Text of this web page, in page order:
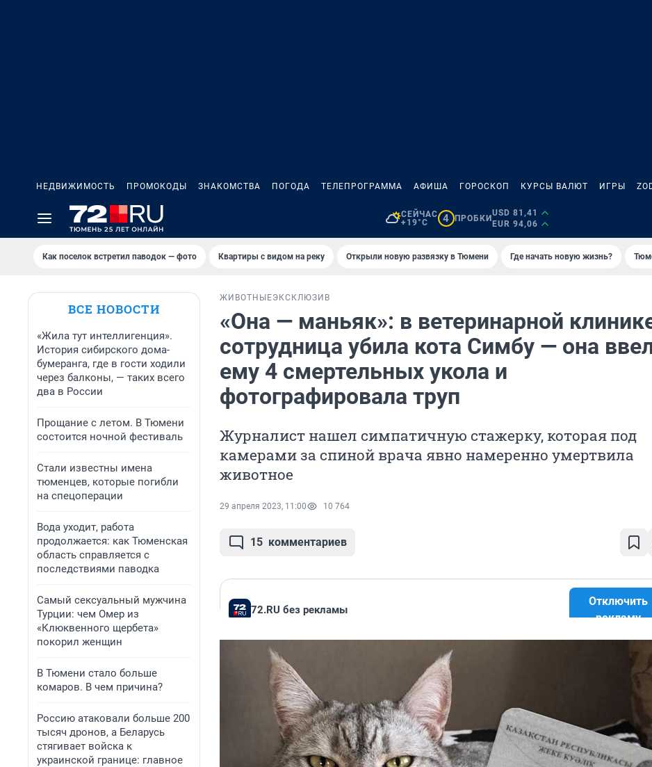
НЕДВИЖИМОСТЬ ПРОМОКОДЫ ЗНАКОМСТВА ПОГОДА ТЕЛЕПРОГРАММА АФИША ГОРОСКОП КУРСЫ ВАЛЮТ ИГРЫ
СЕЙЧАС
+19°C
4 ПРОБКИ
USD 81,41
EUR 94,06
Как поселок встретил паводок — фото Квартиры с видом на реку Открыли новую развязку в Тюмени Где начать новую жизнь?
ВСЕ НОВОСТИ
«Жила тут интеллигенция».
История сибирского дома-
бумеранга, где в гости ходили
через балконы, — таких всего
два в России
Прощание с летом. В Тюмени
состоится ночной фестиваль
Стали известны имена
тюменцев, которые погибли
на спецоперации
Вода уходит, работа
продолжается: как Тюменская
область справляется с
последствиями паводка
Самый сексуальный мужчина
Турции: чем Омер из
«Клюквенного щербета»
покорил женщин
В Тюмени стало больше
комаров. В чем причина?
Россию атаковали больше 200
тысяч дронов, а Беларусь
стягивает войска к
украинской границе: главное
ЖИВОТНЫЕЭКСКЛЮЗИВ
«Она — маньяк»: в ветеринарной
сотрудница убила кота Симбу — она
ему 4 смертельных укола и
фотографировала труп
Журналист нашел симпатичную стажерку, которая под
камерами за спиной врача явно намеренно умертвила
животное
29 апреля 2023, 11:00 10 764
15 комментариев
72.RU без рекламы
Отключить
рекламу